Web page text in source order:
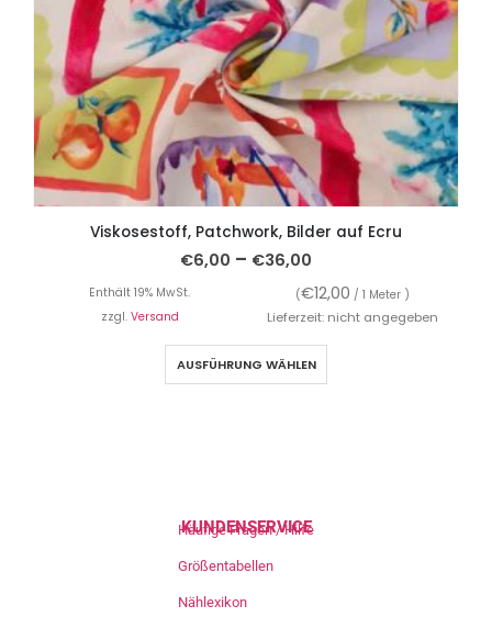
Viskosestoff, Patchwork, Bilder auf Ecru
€6,00 – €36,00
Enthält 19% MwSt. (€12,00 / 1 Meter )
zzgl. Versand Lieferzeit: nicht angegeben
AUSFÜHRUNG WÄHLEN
KUNDENSERVICE
Häufige Fragen / Hilfe
Größentabellen
Nählexikon